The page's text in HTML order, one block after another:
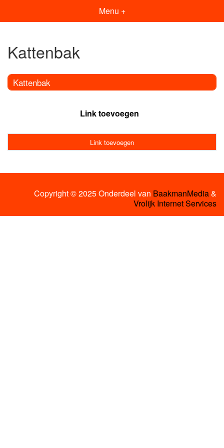
Menu +
Kattenbak
Kattenbak
Link toevoegen
Link toevoegen
Copyright © 2025 Onderdeel van BaakmanMedia&
Vrolijk Internet Services